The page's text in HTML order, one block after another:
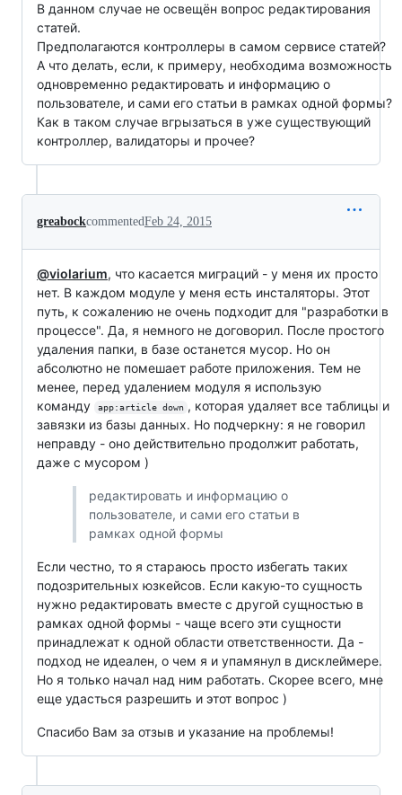
В данном случае не освещён вопрос редактирования
статей.
Предполагаются контроллеры в самом сервисе статей?
А что делать, если, к примеру, необходима возможность
одновременно редактировать и информацию о
пользователе, и сами его статьи в рамках одной формы?
Как в таком случае вгрызаться в уже существующий
контроллер, валидаторы и прочее?
greabockcommentedFeb 24, 2015
@violarium, что касается миграций - у меня их просто
нет. В каждом модуле у меня есть инсталяторы. Этот
путь, к сожалению не очень подходит для "разработки в
процессе". Да, я немного не договорил. После простого
удаления папки, в базе останется мусор. Но он
абсолютно не помешает работе приложения. Тем не
менее, перед удалением модуля я использую
команду
app:article down , которая удаляет все таблицы и
завязки из базы данных. Но подчеркну: я не говорил
неправду - оно действительно продолжит работать,
даже с мусором )
редактировать и информацию о
пользователе, и сами его статьи в
рамках одной формы
Если честно, то я стараюсь просто избегать таких
подозрительных юзкейсов. Если какую-то сущность
нужно редактировать вместе с другой сущностью в
рамках одной формы - чаще всего эти сущности
принадлежат к одной области ответственности. Да -
подход не идеален, о чем я и упамянул в дисклеймере.
Но я только начал над ним работать. Скорее всего, мне
еще удасться разрешить и этот вопрос )
Спасибо Вам за отзыв и указание на проблемы!